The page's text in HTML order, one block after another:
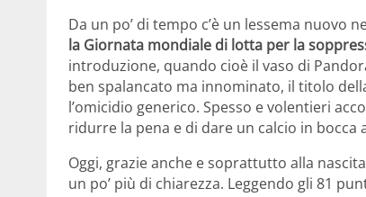
Da un po’ di tempo c’è un lessema nuovo
la Giornata mondiale di lotta per la
introduzione, quando cioè il vaso di
ben spalancato ma innominato, il titolo
l’omicidio generico. Spesso e volentieri
ridurre la pena e di dare un calcio in bocca
Oggi, grazie anche e soprattutto alla
un po’ più di chiarezza. Leggendo gli 81